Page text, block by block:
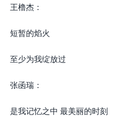
王橹杰：
短暂的焰火
至少为我绽放过
张函瑞：
是我记忆之中 最美丽的时刻